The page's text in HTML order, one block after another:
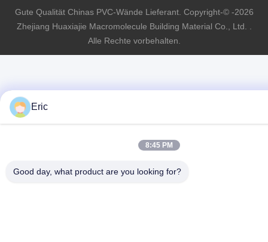
Gute Qualität Chinas PVC-Wände Lieferant. Copyright-© -2026
Zhejiang Huaxiajie Macromolecule Building Material Co., Ltd. .
Alle Rechte vorbehalten.
Eric
8:45 PM
Good day, what product are you looking for?